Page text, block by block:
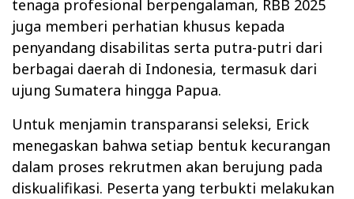
tenaga profesional berpengalaman, RBB 2025
juga memberi perhatian khusus kepada
penyandang disabilitas serta putra-putri dari
berbagai daerah di Indonesia, termasuk dari
ujung Sumatera hingga Papua.
Untuk menjamin transparansi seleksi, Erick
menegaskan bahwa setiap bentuk kecurangan
dalam proses rekrutmen akan berujung pada
diskualifikasi. Peserta yang terbukti melakukan